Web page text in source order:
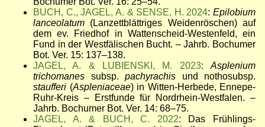
BUCH, C., JAGEL, A. & SENSE, H. 2024: Epilobium
lanceolatum (Lanzettblättriges Weidenröschen) auf
dem ev. Friedhof in Wattenscheid-Westenfeld, ein
Fund in der Westfälischen Bucht. – Jahrb. Bochumer
Bot. Ver. 15: 137–138.
JAGEL, A. & LUBIENSKI, M. 2023:Asplenium
trichomanes subsp. pachyrachis und nothosubsp.
staufferi (Aspleniaceae) in Witten-Herbede, Ennepe-
Ruhr-Kreis – Erstfunde für Nordrhein-Westfalen. –
Jahrb. Bochumer Bot. Ver. 14: 68–75.
JAGEL, A. & BUCH, C. 2022: Das Frühlings-